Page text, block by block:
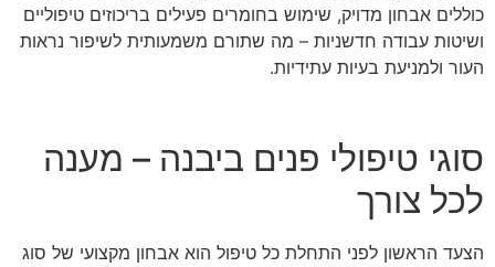
כוללים אבחון מדויק, שימוש בחומרים פעילים בריכוזים טיפוליים
ושיטות עבודה חדשניות – מה שתורם משמעותית לשיפור נראות
העור ולמניעת בעיות עתידיות.
סוגי טיפולי פנים ביבנה – מענה
לכל צורך
הצעד הראשון לפני התחלת כל טיפול הוא אבחון מקצועי של סוג